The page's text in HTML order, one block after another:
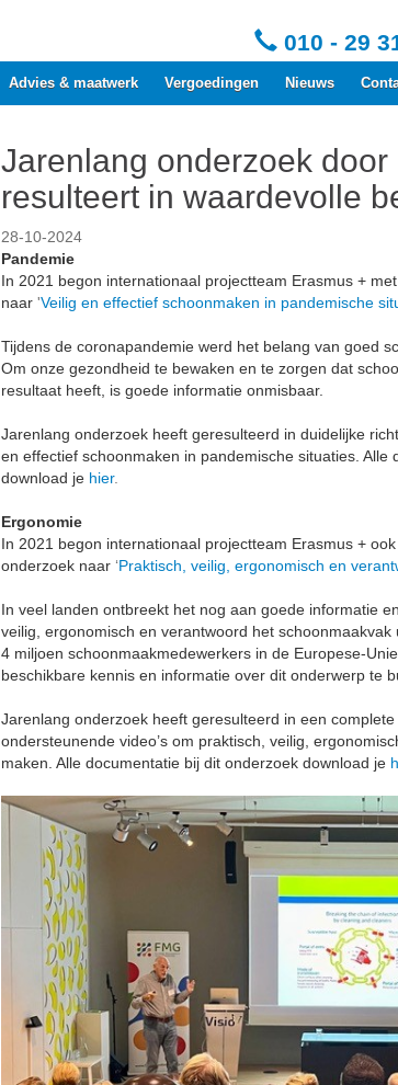
010 - 29
Advies & maatwerk Vergoedingen Nieuws
Jarenlang onderzoek door
resulteert in waardevolle
28-10-2024
Pandemie
In 2021 begon internationaal projectteam Erasmus +
naar'Veilig en effectief schoonmaken in pandemische
Tijdens de coronapandemie werd het belang van goed
Om onze gezondheid te bewaken en te zorgen dat
resultaat heeft, is goede informatie onmisbaar.
Jarenlang onderzoek heeft geresulteerd in duidelijke
en effectief schoonmaken in pandemische situaties. Alle
download je hier.
Ergonomie
In 2021 begon internationaal projectteam Erasmus +
onderzoek naar‘Praktisch, veilig, ergonomisch en
In veel landen ontbreekt het nog aan goede informatie
veilig, ergonomisch en verantwoord het
4 miljoen schoonmaakmedewerkers in de Europese-
beschikbare kennis en informatie over dit onderwerp te
Jarenlang onderzoek heeft geresulteerd in een
ondersteunende video’s om praktisch, veilig,
maken. Alle documentatie bij dit onderzoek download je